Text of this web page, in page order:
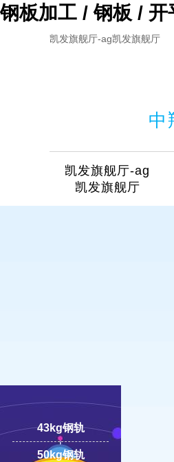
钢板加工 / 钢板 /
凯发旗舰厅-ag凯发旗舰厅
中
凯发旗舰厅-ag
凯发旗舰厅
43kg钢轨
50kg钢轨